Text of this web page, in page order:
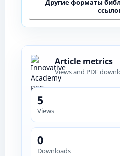
Другие форматы
Article metrics
Views and PDF
5
Views
0
Downloads